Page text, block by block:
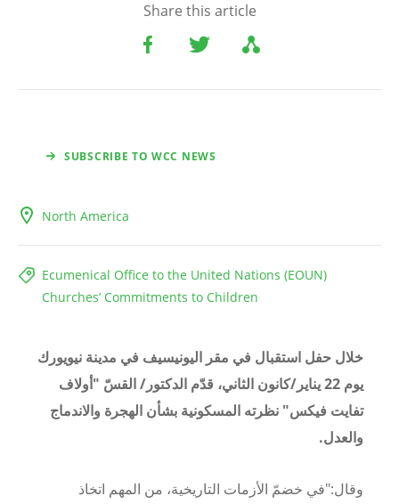
Share this article
SUBSCRIBE TO WCC NEWS
North America
Ecumenical Office to the United Nations (EOUN)
Churches’ Commitments to Children
خلال حفل استقبال في مقر اليونيسيف في مدينة نيويورك
يوم 22 يناير/كانون الثاني، قدّم الدكتور/ القسّ "أولاف
تفايت فيكس" نظرته المسكونية بشأن الهجرة والاندماج
والعدل.
وقال:"في خضمّ الأزمات التاريخية، من المهم اتخاذ